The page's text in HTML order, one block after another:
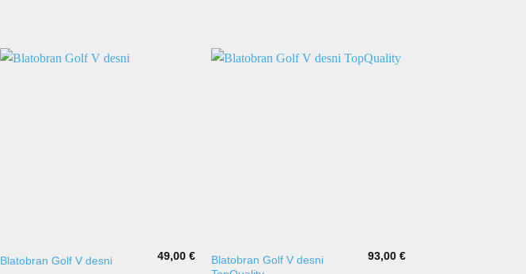
Blatobran Golf V desni 49,00 €
Blatobran Golf V desni
93,00€